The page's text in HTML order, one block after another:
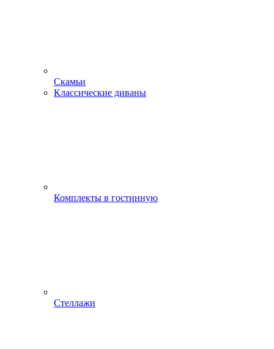
Скамьи
Классические диваны
Комплекты в гостинную
Стеллажи